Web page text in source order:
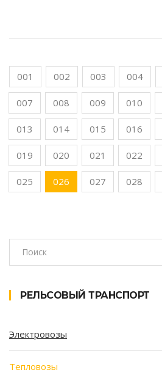
001 002 003 004
007 008 009 010
013 014 015 016
019 020 021 022
025 026 027 028
РЕЛЬСОВЫЙ ТРАНСПОРТ
Электровозы
Тепловозы